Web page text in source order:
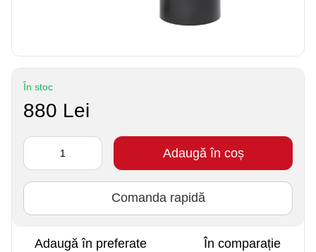
În stoc
880 Lei
Adaugă în coș
Comanda rapidă
Adaugă în preferate În comparație